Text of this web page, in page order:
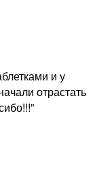
и у
отрастать